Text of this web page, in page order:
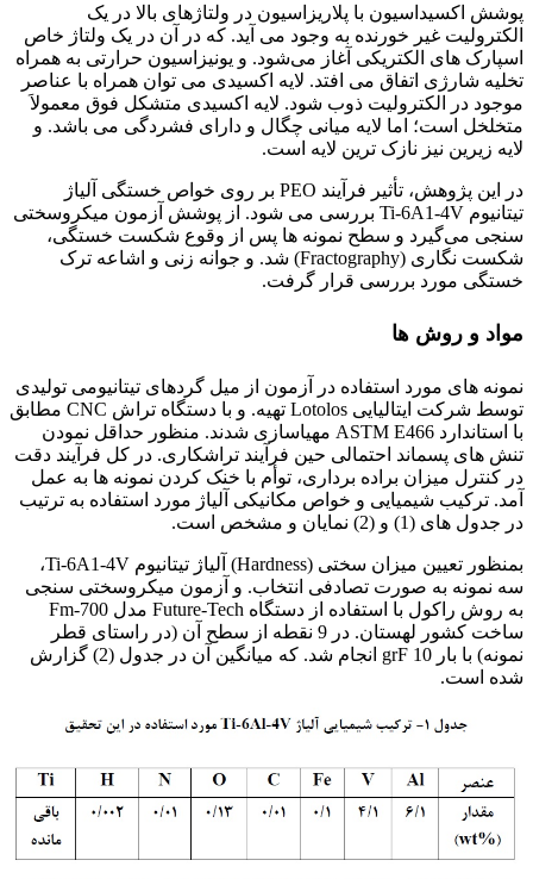
پوشش اکسیداسیون با پلاریزاسیون در ولتاژهای بالا در یک
الکترولیت غیر خورنده به وجود می آید. که در آن در یک ولتاژ خاص
اسپارک های الکتریکی آغاز می‌شود. و یونیزاسیون حرارتی به همراه
تخلیه شارژی اتفاق می افتد. لایه اکسیدی می توان همراه با عناصر
موجود در الکترولیت ذوب شود. لایه اکسیدی متشکل فوق معمولاَ
متخلخل است؛ اما لایه میانی چگال و دارای فشردگی می باشد. و
لایه زیرین نیز نازک ترین لایه است.
در این پژوهش، تأثیر فرآیند PEO بر روی خواص خستگی آلیاژ
تیتانیوم Ti-6A1-4V بررسی می شود. از پوشش آزمون میکروسختی
سنجی می‌گیرد و سطح نمونه ها پس از وقوع شکست خستگی،
شکست نگاری (Fractography) شد. و جوانه زنی و اشاعه ترک
خستگی مورد بررسی قرار گرفت.
مواد و روش ها
نمونه های مورد استفاده در آزمون از میل گردهای تیتانیومی تولیدی
توسط شرکت ایتالیایی Lotolos تهیه. و با دستگاه تراش CNC مطابق
با استاندارد ASTM E466 مهیاسازی شدند. منظور حداقل نمودن
تنش های پسماند احتمالی حین فرآیند تراشکاری. در کل فرآیند دقت
در کنترل میزان براده برداری، توأم با خنک کردن نمونه ها به عمل
آمد. ترکیب شیمیایی و خواص مکانیکی آلیاژ مورد استفاده به ترتیب
در جدول های (1) و (2) نمایان و مشخص است.
بمنظور تعیین میزان سختی (Hardness) آلیاژ تیتانیوم Ti-6A1-4V،
سه نمونه به صورت تصادفی انتخاب. و آزمون میکروسختی سنجی
به روش راکول با استفاده از دستگاه Future-Tech مدل Fm-700
ساخت کشور لهستان. در 9 نقطه از سطح آن (در راستای قطر
نمونه) با بار grF 10 انجام شد. که میانگین آن در جدول (2) گزارش
شده است.